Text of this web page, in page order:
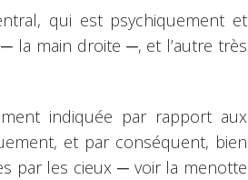
qui est psychiquement et
la main droite ─, et l’autre très
indiquée par rapport aux
et par conséquent, bien
par les cieux ─ voir la menotte